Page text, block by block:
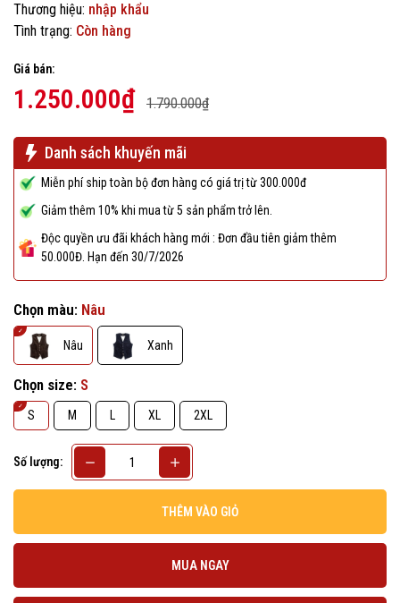
Thương hiệu: nhập khẩu
Tình trạng: Còn hàng
Giá bán:
1.250.000₫ 1.790.000₫
Danh sách khuyến mãi
Miễn phí ship toàn bộ đơn hàng có giá trị từ 300.000đ
Giảm thêm 10% khi mua từ 5 sản phẩm trở lên.
Độc quyền ưu đãi khách hàng mới : Đơn đầu tiên giảm thêm
50.000Đ. Hạn đến 30/7/2026
Chọn màu: Nâu
Nâu Xanh
Chọn size: S
S M L XL 2XL
Số lượng:
THÊM VÀO GIỎ
MUA NGAY